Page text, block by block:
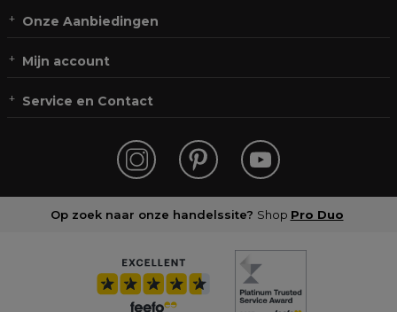
Onze Aanbiedingen
Mijn account
Service en Contact
Op zoek naar onze handelssite? Shop Pro Duo